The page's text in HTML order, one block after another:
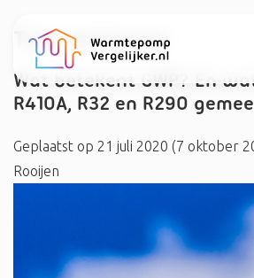
Tag:propaan
Wat betekent GWP? En
R410A, R32 en R290
Geplaatst op 21 juli 2020 (7 oktober
Rooijen